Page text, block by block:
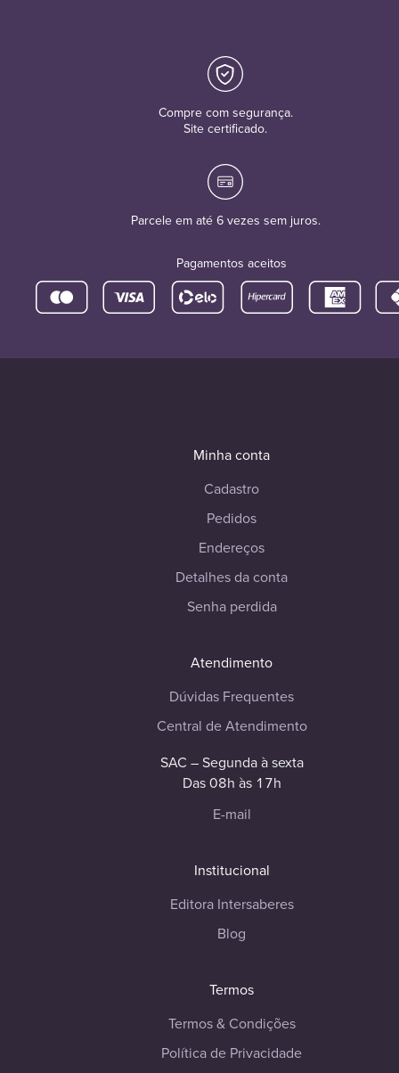
Compre com segurança.
Site certificado.
Parcele em até 6 vezes sem juros.
Pagamentos aceitos
Minha conta
Cadastro
Pedidos
Endereços
Detalhes da conta
Senha perdida
Atendimento
Dúvidas Frequentes
Central de Atendimento
SAC – Segunda à sexta
Das 08h às 17h
E-mail
Institucional
Editora Intersaberes
Blog
Termos
Termos & Condições
Política de Privacidade